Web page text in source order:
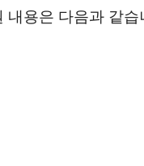
내용은 다음과 같습